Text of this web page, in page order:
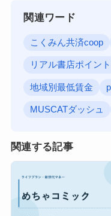
関連ワード
こくみん共済coop
リアル書店ポイント
地域別最低賃金
MUSCATダッシュ
関連する記事